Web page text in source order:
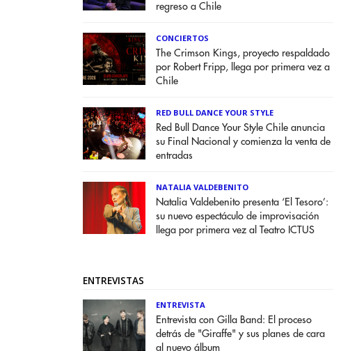
regreso a Chile
CONCIERTOS
The Crimson Kings, proyecto respaldado
por Robert Fripp, llega por primera vez a
Chile
RED BULL DANCE YOUR STYLE
Red Bull Dance Your Style Chile anuncia
su Final Nacional y comienza la venta de
entradas
NATALIA VALDEBENITO
Natalia Valdebenito presenta ‘El Tesoro’:
su nuevo espectáculo de improvisación
llega por primera vez al Teatro ICTUS
ENTREVISTAS
ENTREVISTA
Entrevista con Gilla Band: El proceso
detrás de "Giraffe" y sus planes de cara
al nuevo álbum